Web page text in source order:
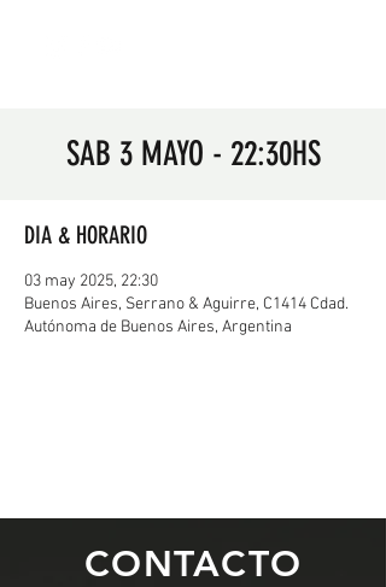
SAB 3 MAYO - 22:30HS
DIA & HORARIO
03 may 2025, 22:30
Buenos Aires, Serrano & Aguirre, C1414 Cdad.
Autónoma de Buenos Aires, Argentina
CONTACTO